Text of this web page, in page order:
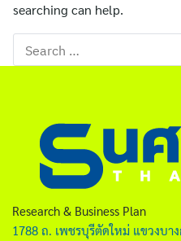
ไทย
English
searching can help.
Search
for:
Research & Business Plan
1788 ถ. เพชรบุรีตัดใหม่ แขวงบา